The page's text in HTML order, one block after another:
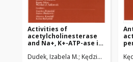
Activities of
acetylcholinesterase
and Na+, K+-ATP-ase in
after ethanol
Dudek, Izabela M. Kędziora, Józef